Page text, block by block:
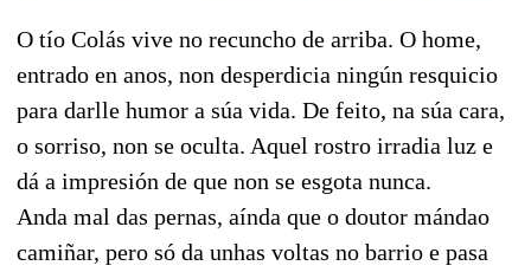
O tío Colás vive no recuncho de arriba. O home,
entrado en anos, non desperdicia ningún resquicio
para darlle humor a súa vida. De feito, na súa cara,
o sorriso, non se oculta. Aquel rostro irradia luz e
dá a impresión de que non se esgota nunca.
Anda mal das pernas, aínda que o doutor mándao
camiñar, pero só da unhas voltas no barrio e pasa